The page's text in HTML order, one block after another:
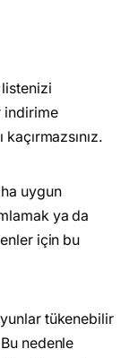
indirime
uygun
ya da
için bu
tükenebilir
nedenle